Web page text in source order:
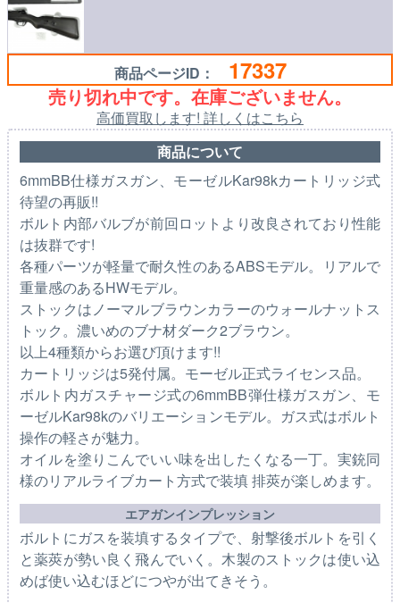
商品ページID： 17337
売り切れ中です。在庫ございません。
高価買取します! 詳しくはこちら
商品について
6mmBB仕様ガスガン、モーゼルKar98kカートリッジ式
待望の再販!!
ボルト内部バルブが前回ロットより改良されており性能
は抜群です!
各種パーツが軽量で耐久性のあるABSモデル。リアルで
重量感のあるHWモデル。
ストックはノーマルブラウンカラーのウォールナットス
トック。濃いめのブナ材ダーク2ブラウン。
以上4種類からお選び頂けます!!
カートリッジは5発付属。モーゼル正式ライセンス品。
ボルト内ガスチャージ式の6mmBB弾仕様ガスガン、モ
ーゼルKar98kのバリエーションモデル。ガス式はボルト
操作の軽さが魅力。
オイルを塗りこんでいい味を出したくなる一丁。実銃同
様のリアルライブカート方式で装填 排莢が楽しめます。
エアガンインプレッション
ボルトにガスを装填するタイプで、射撃後ボルトを引く
と薬莢が勢い良く飛んでいく。木製のストックは使い込
めば使い込むほどにつやが出てきそう。